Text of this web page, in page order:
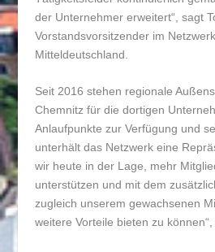
der Unternehmer erweitert“, sagt
Vorstandsvorsitzender im
Mitteldeutschland.
Seit 2016 stehen regionale
Chemnitz für die dortigen
Anlaufpunkte zur Verfügung und
unterhält das Netzwerk eine
wir heute in der Lage, mehr
unterstützen und mit dem
zugleich unserem gewachsenen
weitere Vorteile bieten zu